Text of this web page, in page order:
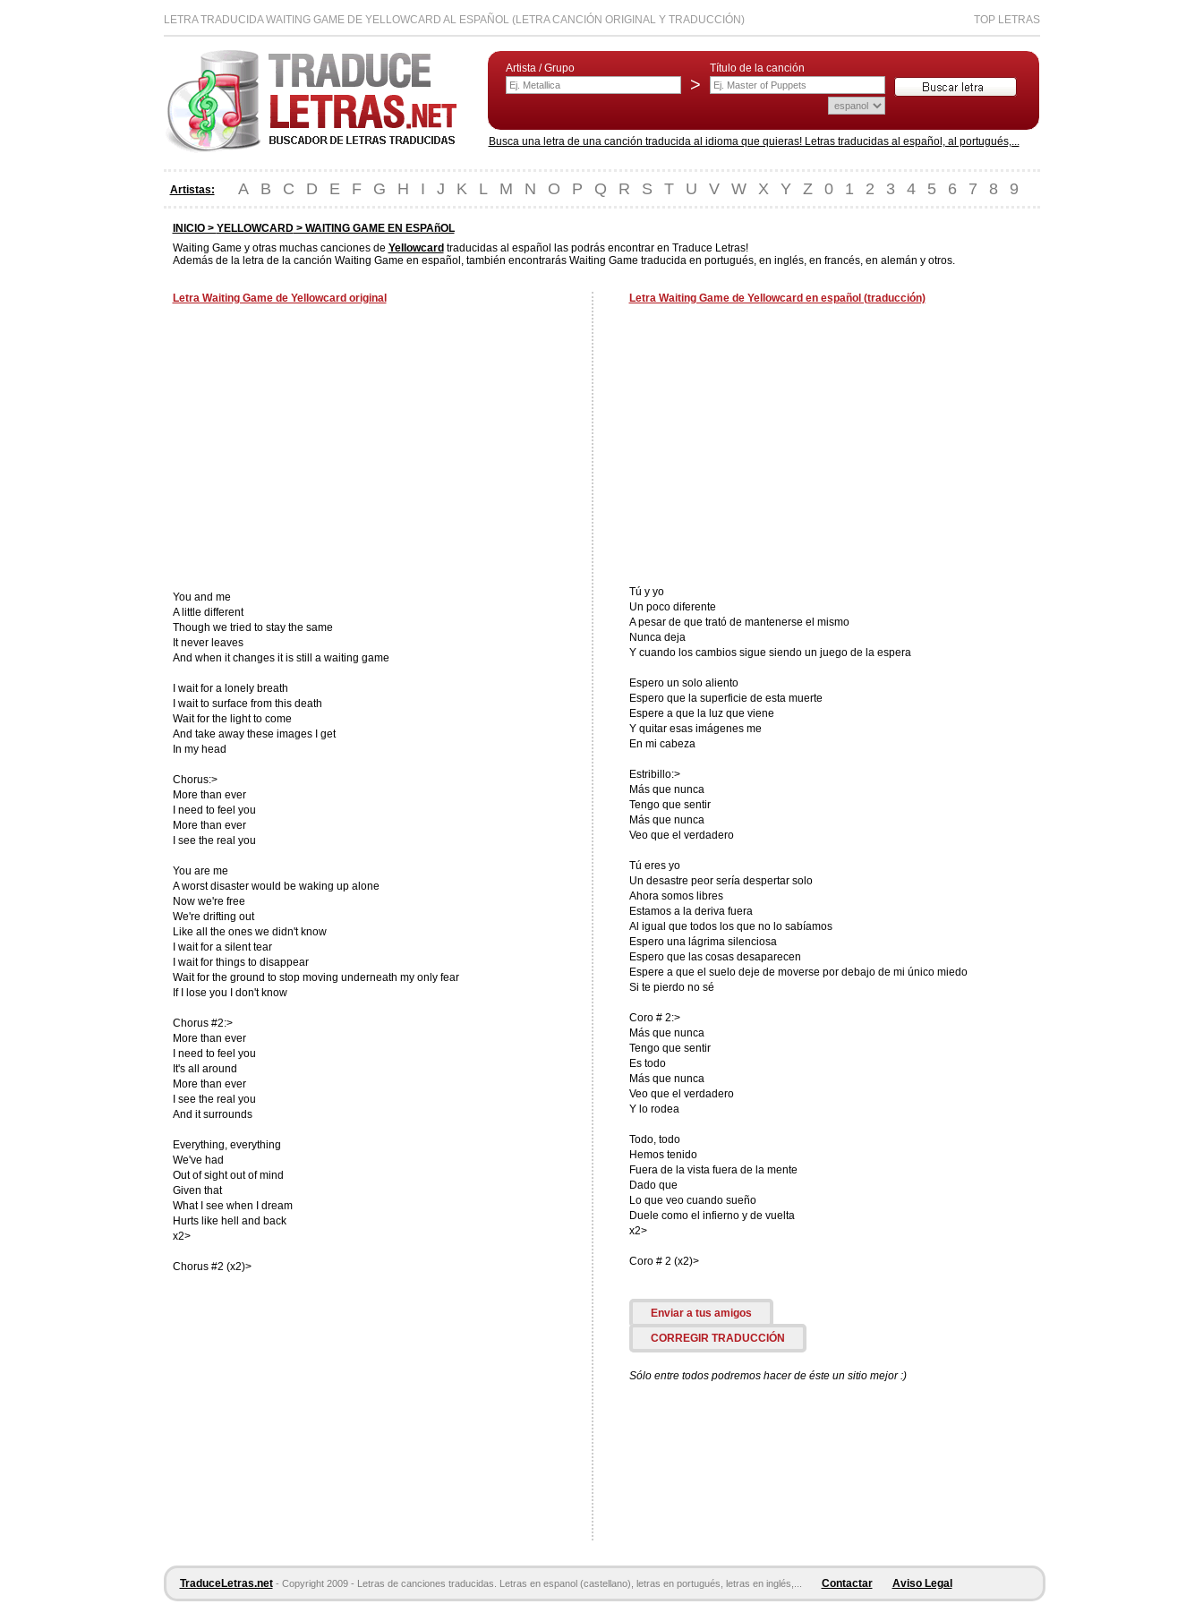
LETRA TRADUCIDA WAITING GAME DE YELLOWCARD AL ESPAÑOL (LETRA CANCIÓN ORIGINAL Y TRADUCCIÓN) TOP LETRAS
Artista / Grupo
>
Título de la canción
Busca una letra de una canción traducida al idioma que quieras! Letras traducidas al español, al portugués,...
Artistas: A B C D E F G H I J K L M N O P Q R S T U V W X Y Z 0 1 2 3 4 5 6 7 8 9
INICIO > YELLOWCARD> WAITING GAME EN ESPAñOL
Waiting Game y otras muchas canciones de Yellowcard traducidas al español las podrás encontrar en Traduce Letras!
Además de la letra de la canción Waiting Game en español, también encontrarás Waiting Game traducida en portugués, en inglés, en francés, en alemán y otros.
Letra Waiting Game de Yellowcard original
You and me
A little different
Though we tried to stay the same
It never leaves
And when it changes it is still a waiting game
I wait for a lonely breath
I wait to surface from this death
Wait for the light to come
And take away these images I get
In my head
Chorus:>
More than ever
I need to feel you
More than ever
I see the real you
You are me
A worst disaster would be waking up alone
Now we're free
We're drifting out
Like all the ones we didn't know
I wait for a silent tear
I wait for things to disappear
Wait for the ground to stop moving underneath my only fear
If I lose you I don't know
Chorus #2:>
More than ever
I need to feel you
It's all around
More than ever
I see the real you
And it surrounds
Everything, everything
We've had
Out of sight out of mind
Given that
What I see when I dream
Hurts like hell and back
x2>
Chorus #2 (x2)>
Letra Waiting Game de Yellowcard en español (traducción)
Tú y yo
Un poco diferente
A pesar de que trató de mantenerse el mismo
Nunca deja
Y cuando los cambios sigue siendo un juego de la espera
Espero un solo aliento
Espero que la superficie de esta muerte
Espere a que la luz que viene
Y quitar esas imágenes me
En mi cabeza
Estribillo:>
Más que nunca
Tengo que sentir
Más que nunca
Veo que el verdadero
Tú eres yo
Un desastre peor sería despertar solo
Ahora somos libres
Estamos a la deriva fuera
Al igual que todos los que no lo sabíamos
Espero una lágrima silenciosa
Espero que las cosas desaparecen
Espere a que el suelo deje de moverse por debajo de mi único miedo
Si te pierdo no sé
Coro # 2:>
Más que nunca
Tengo que sentir
Es todo
Más que nunca
Veo que el verdadero
Y lo rodea
Todo, todo
Hemos tenido
Fuera de la vista fuera de la mente
Dado que
Lo que veo cuando sueño
Duele como el infierno y de vuelta
x2>
Coro # 2 (x2)>
Enviar a tus amigos
CORREGIR TRADUCCIÓN
Sólo entre todos podremos hacer de éste un sitio mejor :)
TraduceLetras.net - Copyright 2009 - Letras de canciones traducidas. Letras en espanol (castellano), letras en portugués, letras en inglés,... Contactar Aviso Legal